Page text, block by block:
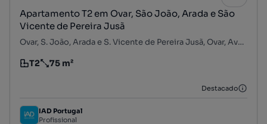
Apartamento T2 em Ovar, São João, Arada e São
Vicente de Pereira Jusã
Ovar, S. João, Arada e S. Vicente de Pereira Jusã, Ovar, Aveiro
Tipologia
T2
Preço por metro quadrado
75 m²
Destacado
IAD Portugal
Profissional